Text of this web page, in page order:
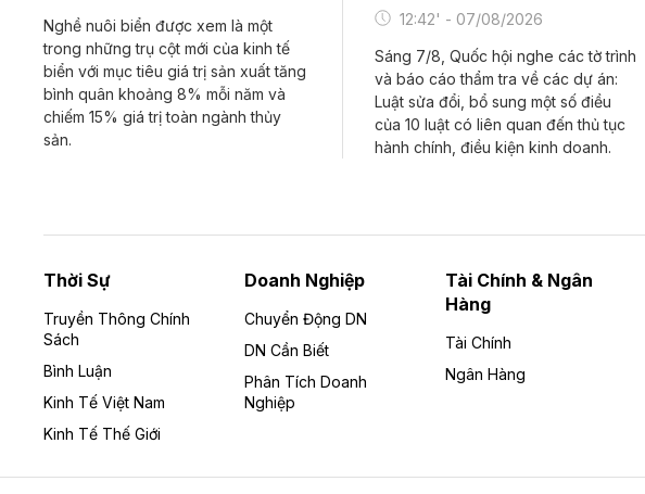
Nghề nuôi biển được xem là một
trong những trụ cột mới của kinh tế
biển với mục tiêu giá trị sản xuất tăng
bình quân khoảng 8% mỗi năm và
chiếm 15% giá trị toàn ngành thủy
sản.
12:42' - 07/08/2026
Sáng 7/8, Quốc hội nghe các tờ trình
và báo cáo thẩm tra về các dự án:
Luật sửa đổi, bổ sung một số điều
của 10 luật có liên quan đến thủ tục
hành chính, điều kiện kinh doanh.
Thời Sự
Truyền Thông Chính
Sách
Bình Luận
Kinh Tế Việt Nam
Kinh Tế Thế Giới
Doanh Nghiệp
Chuyển Động DN
DN Cần Biết
Phân Tích Doanh
Nghiệp
Tài Chính & Ngân
Hàng
Tài Chính
Ngân Hàng